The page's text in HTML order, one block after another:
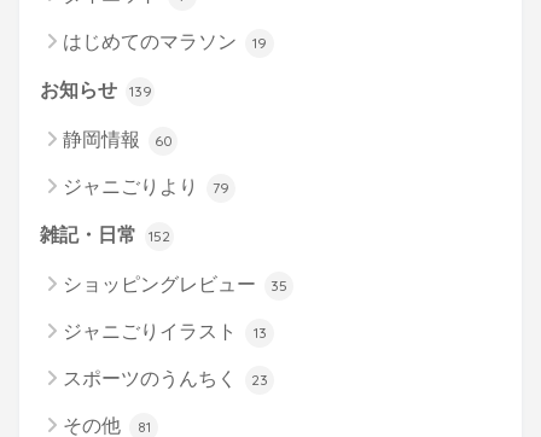
はじめてのマラソン 19
お知らせ 139
静岡情報 60
ジャニごりより 79
雑記・日常 152
ショッピングレビュー 35
ジャニごりイラスト 13
スポーツのうんちく 23
その他 81